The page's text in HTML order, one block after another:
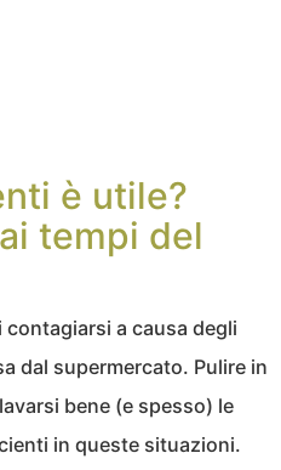
è utile?
tempi del
a causa degli
dal supermercato. Pulire in
bene (e spesso) le
in queste situazioni.